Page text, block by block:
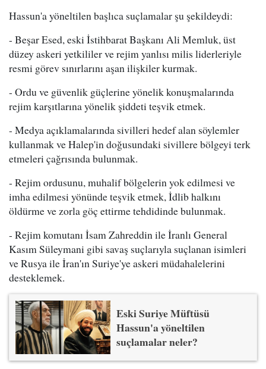
Hassun'a yöneltilen başlıca suçlamalar şu şekildeydi:
- Beşar Esed, eski İstihbarat Başkanı Ali Memluk, üst
düzey askeri yetkililer ve rejim yanlısı milis liderleriyle
resmi görev sınırlarını aşan ilişkiler kurmak.
- Ordu ve güvenlik güçlerine yönelik konuşmalarında
rejim karşıtlarına yönelik şiddeti teşvik etmek.
- Medya açıklamalarında sivilleri hedef alan söylemler
kullanmak ve Halep'in doğusundaki sivillere bölgeyi terk
etmeleri çağrısında bulunmak.
- Rejim ordusunu, muhalif bölgelerin yok edilmesi ve
imha edilmesi yönünde teşvik etmek, İdlib halkını
öldürme ve zorla göç ettirme tehdidinde bulunmak.
- Rejim komutanı İsam Zahreddin ile İranlı General
Kasım Süleymani gibi savaş suçlarıyla suçlanan isimleri
ve Rusya ile İran'ın Suriye'ye askeri müdahalelerini
desteklemek.
Eski Suriye Müftüsü
Hassun'a yöneltilen
suçlamalar neler?